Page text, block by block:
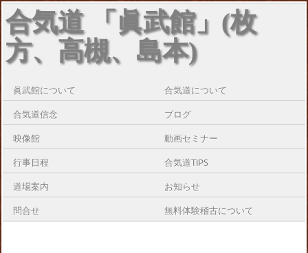
合気道 「眞武館」(枚
方、高槻、島本)
眞武館について 合気道について
合気道信念 ブログ
映像館 動画セミナー
行事日程 合気道TIPS
道場案内 お知らせ
問合せ 無料体験稽古について